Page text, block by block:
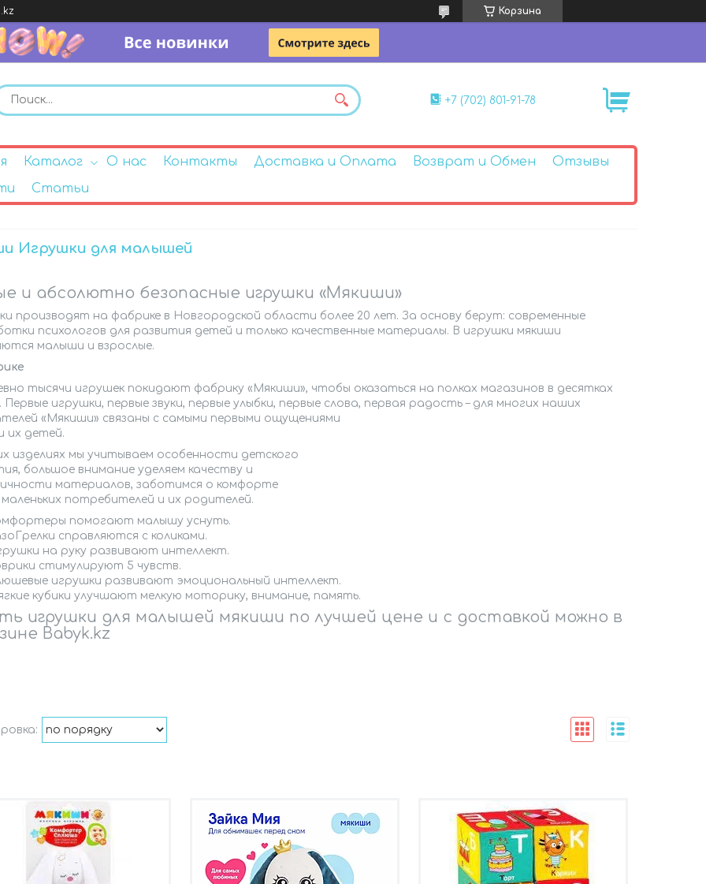
Корзина
+7 (702) 801-91-78
Каталог О нас Контакты Доставка и Оплата Возврат и Обмен
Отзывы
Статьи
Игрушки для малышей
и абсолютно безопасные игрушки «Мякиши»
производят на фабрике в Новгородской области более 20 лет. За основу берут: современные
психологов для развития детей и только качественные материалы. В игрушки мякиши
малыши и взрослые.
тысячи игрушек покидают фабрику «Мякиши», чтобы оказаться на полках магазинов в десятках
игрушки, первые звуки, первые улыбки, первые слова, первая радость – для многих наших
«Мякиши» связаны с самыми первыми ощущениями
их детей.
изделиях мы учитываем особенности детского
большое внимание уделяем качеству и
материалов, заботимся о комфорте
потребителей и их родителей.
помогают малышу уснуть.
справляются с коликами.
на руку развивают интеллект.
стимулируют 5 чувств.
игрушки развивают эмоциональный интеллект.
кубики улучшают мелкую моторику, внимание, память.
игрушки для малышей мякиши по лучшей цене и с доставкой можно в
Babyk.kz